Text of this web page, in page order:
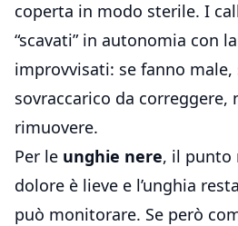
coperta in modo sterile. I
“scavati” in autonomia con
improvvisati: se fanno male,
sovraccarico da correggere,
rimuovere.
Per le unghie nere, il punto
dolore è lieve e l’unghia
può monitorare. Se però